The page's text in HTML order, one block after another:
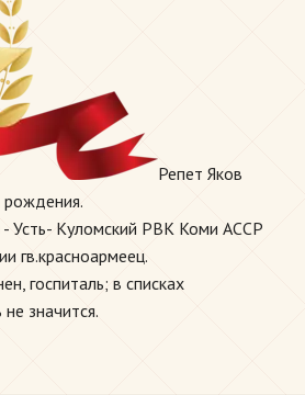
Репет Яков
Усть- Куломский РВК Коми АССР
гв.красноармеец.
госпиталь; в списках
значится.